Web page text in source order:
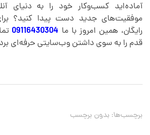
آماده‌اید کسب‌وکار خود را به دنیای
موفقیت‌های جدید دست پیدا کنید؟
رایگان، همین امروز با ما 09116430304
قدم را به سوی داشتن وب‌سایتی حرفه‌ای
برچسب‌ها: بدون برچسب